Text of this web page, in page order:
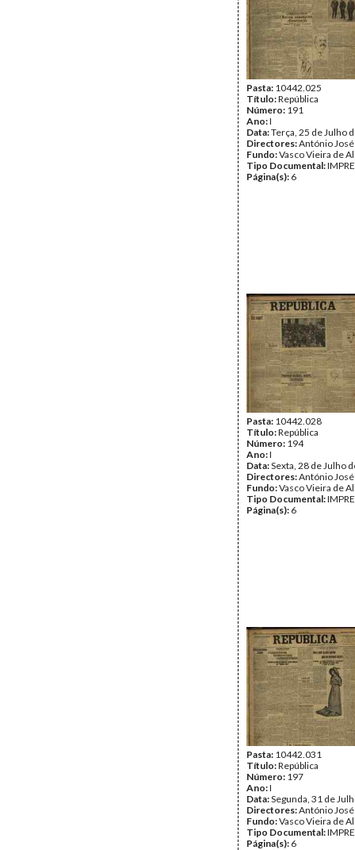
Pasta: 10442.025
Título:República
Número: 191
Ano:I
Data:Terça, 25 de Julho
Directores:António
Fundo:Vasco Vieira de
Tipo Documental:
Página(s): 6
Pasta: 10442.028
Título:República
Número: 194
Ano:I
Data:Sexta, 28 de Julho
Directores:António
Fundo:Vasco Vieira de
Tipo Documental:
Página(s): 6
Pasta: 10442.031
Título:República
Número: 197
Ano:I
Data:Segunda, 31 de
Directores:António
Fundo:Vasco Vieira de
Tipo Documental:
Página(s): 6